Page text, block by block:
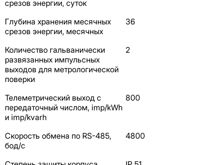
срезов энергии, суток
Глубина хранения месячных
срезов энергии, месячных
36
Количество гальванически
развязанных импульсных
выходов для метрологической
поверки
2
Телеметрический выход с
передаточный числом, imp/kWh
и imp/kvarh
800
Скорость обмена по RS-485,
бод/с
4800